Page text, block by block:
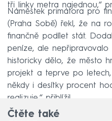
tři linky metra najednou,“
Náměstek primátora pro
(Praha Sobě) řekl, že na
finančně podílet stát.
peníze, ale nepřipravovalo
historicky dělo, že město
projekt a teprve po
někdy i desítky procent
realizuje,“ přiblížil.
Čtěte také